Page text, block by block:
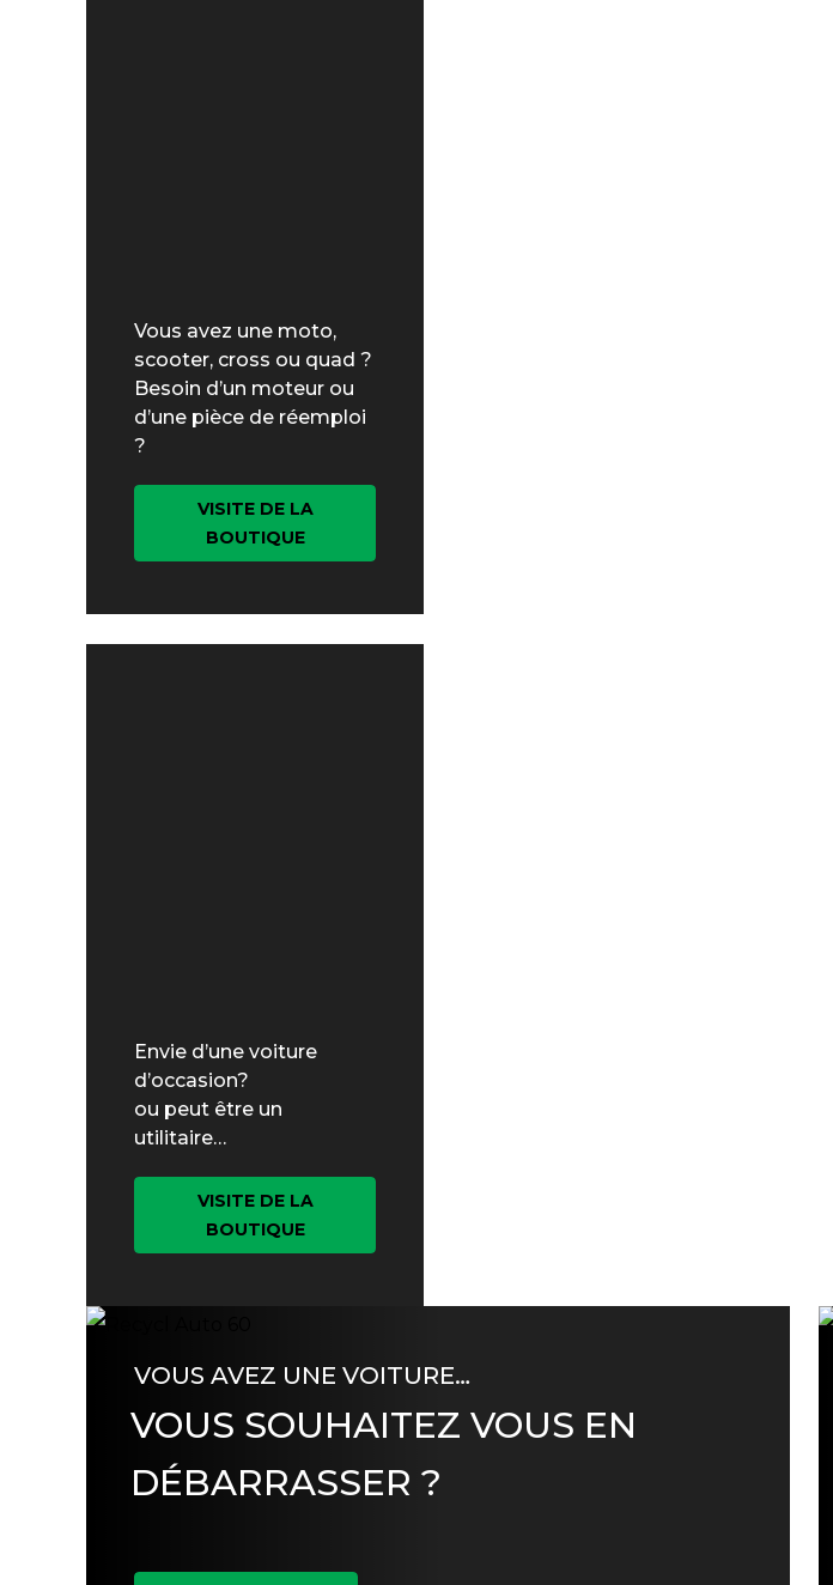
Vous avez une moto,
scooter, cross ou quad ?
Besoin d’un moteur ou
d’une pièce de réemploi
?
VISITE DE LA
BOUTIQUE
Envie d’une voiture
d’occasion?
ou peut être un
utilitaire…
VISITE DE LA
BOUTIQUE
VOUS AVEZ UNE VOITURE…
VOUS SOUHAITEZ VOUS EN
DÉBARRASSER ?